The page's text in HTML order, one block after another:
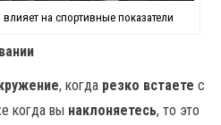
на спортивные показатели
, когда резко встаете с
когда вы наклоняетесь, то это